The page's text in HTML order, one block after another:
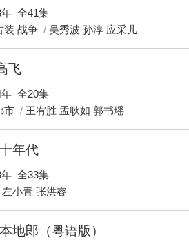
收八十元”的文字。 看完了文字曾小
，依然不坚持付钱给算命先生，讲
曾小贤又向关谷讲起了另一件事
友来到美嘉身边，希望美嘉可以陪
谷女友与关谷见面，关谷经过一番
嘉知道关谷在调查怀孩子的事情，
嘉专程将快递员唤到家中，请求快
由于快递员不同意，美嘉使出美人
快递员立即神魂颠倒决定按照美嘉
美嘉与快递员接触过，一次找到快
，快递员牢记之前美嘉的叮嘱，故
的事情。 曾小贤得到了一本绝世神
的神功，曾小贤在家中苦苦练习，
水中搅拌，除了在热水中搅伴以
，玩一种可以练习手部反应速度的
力，曾小贤终于如愿以偿练成了神
全41集
装 战争 / 吴秀波 孙淳 应采儿
飞
全20集
市 / 王宥胜 孟耿如 郭书瑶
年代
全33集
左小青 张洪睿
地郎（粤语版）